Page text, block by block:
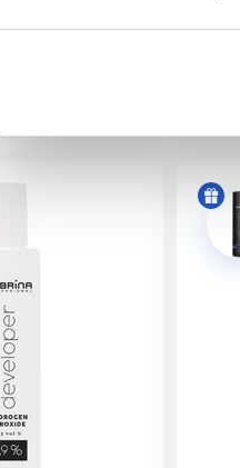
k životnému
1 časť toneru : 2 častiam
- Vždy používajte Subrina
zmes nechajte
farby vlasov - Pre
pre udržiavanie
PRODUKTY